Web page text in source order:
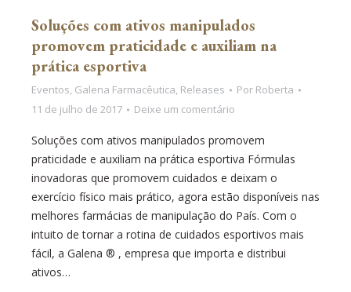
Soluções com ativos manipulados
promovem praticidade e auxiliam na
prática esportiva
Eventos, Galena Farmacêutica, Releases Por Roberta
11 de julho de 2017
Deixe um comentário
Soluções com ativos manipulados promovem
praticidade e auxiliam na prática esportiva Fórmulas
inovadoras que promovem cuidados e deixam o
exercício físico mais prático, agora estão disponíveis nas
melhores farmácias de manipulação do País. Com o
intuito de tornar a rotina de cuidados esportivos mais
fácil, a Galena ® , empresa que importa e distribui
ativos…